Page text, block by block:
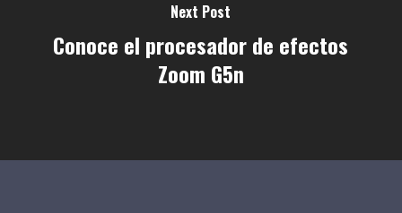
Next Post
Conoce el procesador de efectos
Zoom G5n